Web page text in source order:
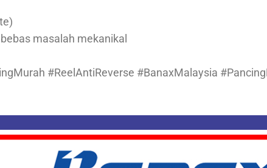
masalah mekanikal
#ReelAntiReverse #BanaxMalaysia